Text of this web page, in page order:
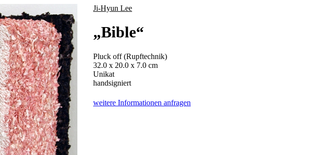
Ji-Hyun Lee
„Bible“
Pluck off (Rupftechnik)
32.0 x 20.0 x 7.0 cm
Unikat
handsigniert
weitere Informationen anfragen